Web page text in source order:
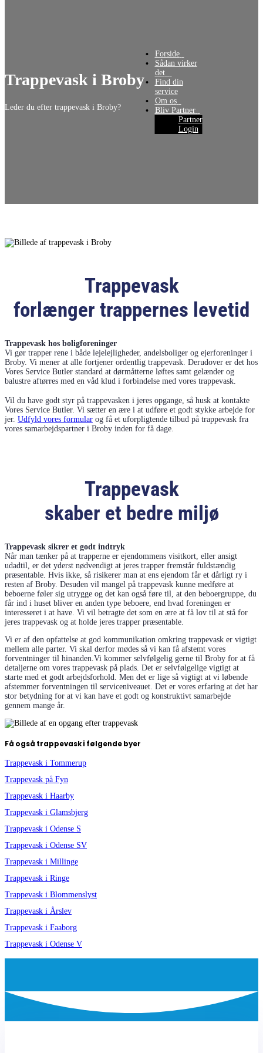
Sådan virker
Find din
service‏‏‎
Partner
Login
Trappevask i Broby
Leder du efter trappevask i Broby?
Trappevask
forlænger trappernes levetid
Trappevask hos boligforeninger
Vi gør trapper rene i både lejelejligheder, andelsboliger og ejerforeninger i
Broby. Vi mener at alle fortjener ordentlig trappevask. Derudover er det hos
Vores Service Butler standard at dørmåtterne løftes samt gelænder og
balustre aftørres med en våd klud i forbindelse med vores trappevask.
Vil du have godt styr på trappevasken i jeres opgange, så husk at kontakte
Vores Service Butler. Vi sætter en ære i at udføre et godt stykke arbejde for
jer. Udfyld vores formular og få et uforpligtende tilbud på trappevask fra
vores samarbejdspartner i Broby inden for få dage.
Trappevask
skaber et bedre miljø
Trappevask sikrer et godt indtryk
Når man tænker på at trapperne er ejendommens visitkort, eller ansigt
udadtil, er det yderst nødvendigt at jeres trapper fremstår fuldstændig
præsentable. Hvis ikke, så risikerer man at ens ejendom får et dårligt ry i
resten af Broby. Desuden vil mangel på trappevask kunne medføre at
beboerne føler sig utrygge og det kan også føre til, at den beboergruppe, du
får ind i huset bliver en anden type beboere, end hvad foreningen er
interesseret i at have. Vi vil betragte det som en ære at få lov til at stå for
jeres trappevask og at holde jeres trapper præsentable.
Vi er af den opfattelse at god kommunikation omkring trappevask er vigtigt
mellem alle parter. Vi skal derfor mødes så vi kan få afstemt vores
forventninger til hinanden.Vi kommer selvfølgelig gerne til Broby for at få
detaljerne om vores trappevask på plads. Det er selvfølgelige vigtigt at
starte med et godt arbejdsforhold. Men det er lige så vigtigt at vi løbende
afstemmer forventningen til serviceniveauet. Det er vores erfaring at det har
stor betydning for at vi kan have et godt og konstruktivt samarbejde
gennem mange år.
Få også trappevask i følgende byer
Trappevask i Tommerup
Trappevask på Fyn
Trappevask i Haarby
Trappevask i Glamsbjerg
Trappevask i Odense S
Trappevask i Odense SV
Trappevask i Millinge
Trappevask i Ringe
Trappevask i Blommenslyst
Trappevask i Årslev
Trappevask i Faaborg
Trappevask i Odense V